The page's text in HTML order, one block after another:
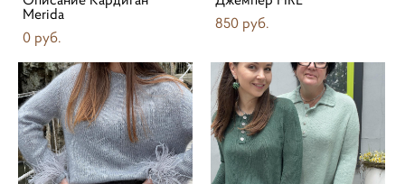
Merida
0 pуб.
850 pуб.